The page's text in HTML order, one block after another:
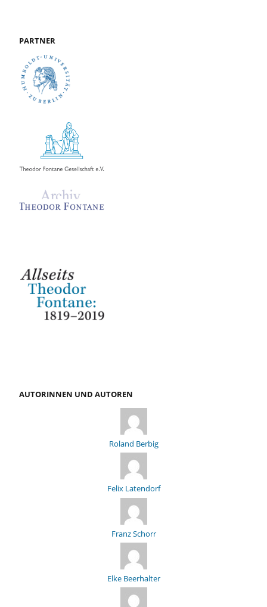
PARTNER
AUTORINNEN UND AUTOREN
Roland Berbig
Felix Latendorf
Franz Schorr
Elke Beerhalter